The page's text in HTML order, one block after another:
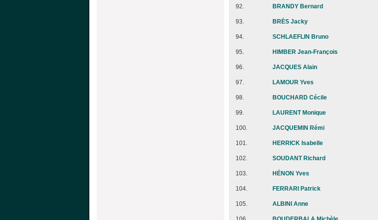
92. BRANDY Bernard
93. BRÈS Jacky
94. SCHLAEFLIN Bruno
95. HIMBER Jean-François
96. JACQUES Alain
97. LAMOUR Yves
98. BOUCHARD Cécile
99. LAURENT Monique
100. JACQUEMIN Rémi
101. HERRICK Isabelle
102. SOUDANT Richard
103. HÉNON Yves
104. FERRARI Patrick
105. ALBINI Anne